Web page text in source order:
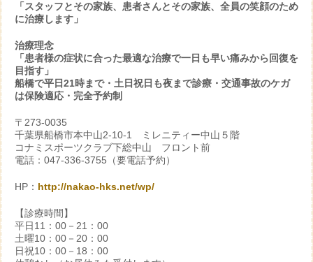
「スタッフとその家族、患者さんとその家族、全員の笑顔のため
に治療します」
治療理念
「患者様の症状に合った最適な治療で一日も早い痛みから回復を
目指す」
船橋で平日21時まで・土日祝日も夜まで診療・交通事故のケガ
は保険適応・完全予約制
〒273-0035
千葉県船橋市本中山2-10-1 ミレニティー中山５階
コナミスポーツクラブ下総中山 フロント前
電話：047-336-3755（要電話予約）
HP： http://nakao-hks.net/wp/
【診療時間】
平日11：00－21：00
土曜10：00－20：00
日祝10：00－18：00